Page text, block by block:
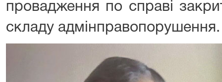
провадження по справі
складу адмінправопорушення.